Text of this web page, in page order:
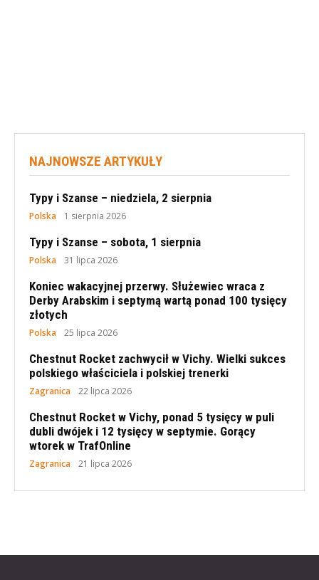
NAJNOWSZE ARTYKUŁY
Typy i Szanse – niedziela, 2 sierpnia
Polska 1 sierpnia 2026
Typy i Szanse – sobota, 1 sierpnia
Polska 31 lipca 2026
Koniec wakacyjnej przerwy. Służewiec wraca z
Derby Arabskim i septymą wartą ponad 100 tysięcy
złotych
Polska 25 lipca 2026
Chestnut Rocket zachwycił w Vichy. Wielki sukces
polskiego właściciela i polskiej trenerki
Zagranica 22 lipca 2026
Chestnut Rocket w Vichy, ponad 5 tysięcy w puli
dubli dwójek i 12 tysięcy w septymie. Gorący
wtorek w TrafOnline
Zagranica 21 lipca 2026